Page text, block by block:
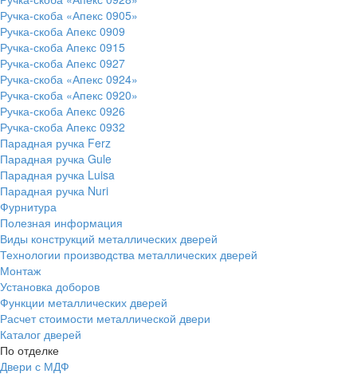
Ручка-скоба «Апекс 0905»
Ручка-скоба Апекс 0909
Ручка-скоба Апекс 0915
Ручка-скоба Апекс 0927
Ручка-скоба «Апекс 0924»
Ручка-скоба «Апекс 0920»
Ручка-скоба Апекс 0926
Ручка-скоба Апекс 0932
Парадная ручка Ferz
Парадная ручка Gule
Парадная ручка Luisa
Парадная ручка Nuri
Фурнитура
Полезная информация
Виды конструкций металлических дверей
Технологии производства металлических дверей
Монтаж
Установка доборов
Функции металлических дверей
Расчет стоимости металлической двери
Каталог дверей
По отделке
Двери с МДФ